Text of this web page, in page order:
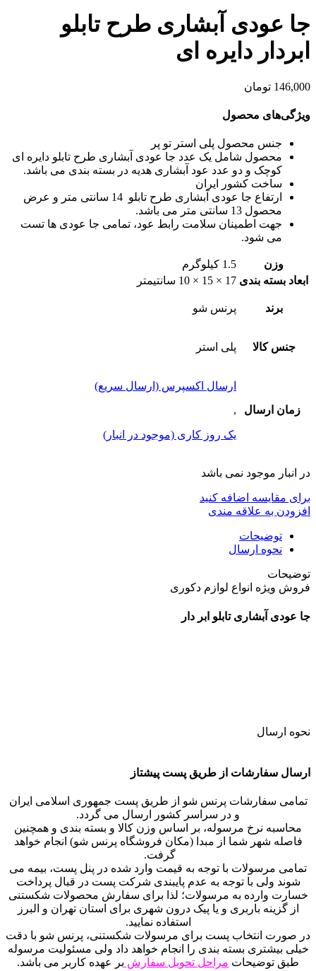
جا عودی آبشاری طرح تابلو
ابردار دایره ای
146,000 تومان
ویژگی‌های محصول
جنس محصول پلی استر تو پر
محصول شامل یک عدد جا عودی آبشاری طرح تابلو دایره ای
کوچک و دو عدد عود آبشاری هدیه در بسته بندی می باشد.
ساخت کشور ایران
ارتفاع جا عودی آبشاری طرح تابلو 14 سانتی متر و عرض
محصول 13 سانتی متر می باشد.
جهت اطمینان سلامت رابط عود، تمامی جا عودی ها تست
می شود.
وزن
1.5 کیلوگرم
ابعاد بسته بندی 17 × 15 × 10 سانتیمتر
برند پرنس شو
جنس کالا پلی استر
زمان ارسال
ارسال اکسپرس (ارسال سریع)
,
یک روز کاری (موجود در انبار)
در انبار موجود نمی باشد
برای مقایسه اضافه کنید
افزودن به علاقه مندی
توضیحات
نحوه ارسال
توضیحات
فروش ویژه انواع لوازم دکوری
جا عودی آبشاری تابلو ابر دار
نحوه ارسال
ارسال سفارشات از طریق پست پیشتاز
تمامی سفارشات پرنس شو از طریق پست جمهوری اسلامی ایران
و در سراسر کشور ارسال می گردد.
محاسبه نرخ مرسوله، بر اساس وزن کالا و بسته بندی و همچنین
فاصله شهر شما از مبدا (مکان فروشگاه پرنس شو) انجام خواهد
گرفت.
تمامی مرسولات با توجه به قیمت وارد شده در پنل پست، بیمه می
شوند ولی با توجه به عدم پایبندی شرکت پست در قبال پرداخت
خسارت وارده به مرسولات؛ لذا برای سفارش محصولات شکستنی
از گزینه باربری و یا پیک درون شهری برای استان تهران و البرز
استفاده نمایید.
در صورت انتخاب پست برای مرسولات شکستنی، پرنس شو با دقت
خیلی بیشتری بسته بندی را انجام خواهد داد ولی مسئولیت مرسوله
طبق توضیحات مراحل تحویل سفارش بر عهده کاربر می باشد.